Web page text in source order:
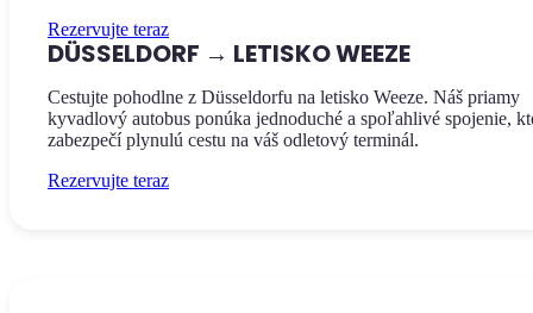
Rezervujte teraz
DÜSSELDORF → LETISKO WEEZE
Cestujte pohodlne z Düsseldorfu na letisko Weeze. Náš priamy
kyvadlový autobus ponúka jednoduché a spoľahlivé spojenie,
zabezpečí plynulú cestu na váš odletový terminál.
Rezervujte teraz